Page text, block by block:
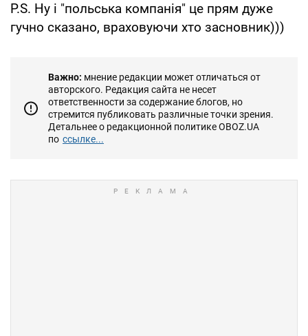
P.S. Ну і "польська компанія" це прям дуже
гучно сказано, враховуючи хто засновник)))
Важно: мнение редакции может отличаться от
авторского. Редакция сайта не несет
ответственности за содержание блогов, но
стремится публиковать различные точки зрения.
Детальнее о редакционной политике OBOZ.UA
по ссылке...